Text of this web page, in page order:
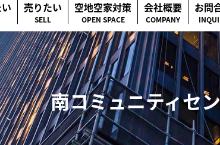
売りたい
SELL
空地空家対策
OPEN SPACE
会社概要
COMPANY
お問
南コミュニティセ